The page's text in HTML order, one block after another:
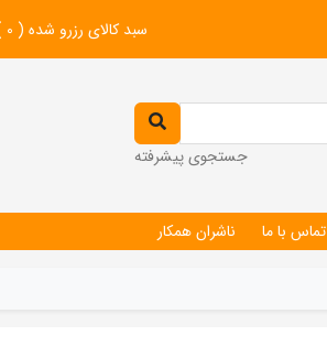
سبد کالای رزرو شده ( 0
جستجوی پیشرفته
تماس با ما ناشران همکار